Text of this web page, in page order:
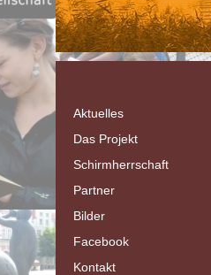
Aktuelles
Das Projekt
Schirmherrschaft
Partner
Bilder
Facebook
Kontakt